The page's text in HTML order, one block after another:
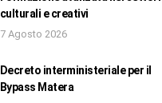
culturali e creativi
7 Agosto 2026
Decreto interministeriale per il
Bypass Matera